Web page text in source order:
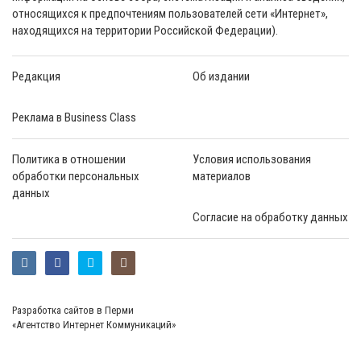
относящихся к предпочтениям пользователей сети «Интернет»,
находящихся на территории Российской Федерации).
Редакция Об издании
Реклама в Business Class
Политика в отношении
обработки персональных
данных
Условия использования
материалов
Согласие на обработку данных
Разработка сайтов в Перми
«Агентство Интернет Коммуникаций»